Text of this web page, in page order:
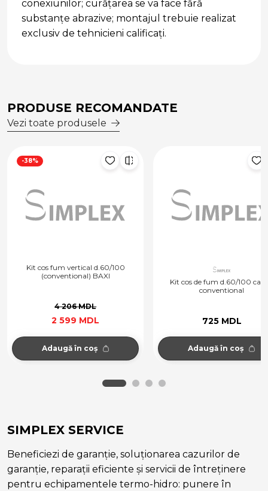
conexiunilor; curățarea se va face fără
substanțe abrazive; montajul trebuie realizat
exclusiv de tehnicieni calificați.
PRODUSE RECOMANDATE
Vezi toate produsele
Kit cos de fum d.60/100 cazan
725 MDL
Adaugă în coș
Kit cos de fum
Adaugă
SIMPLEX SERVICE
Beneficiezi de garanție, soluționarea cazurilor de
garanție, reparații eficiente și servicii de întreținere
pentru echipamentele termo-hidro: punere în